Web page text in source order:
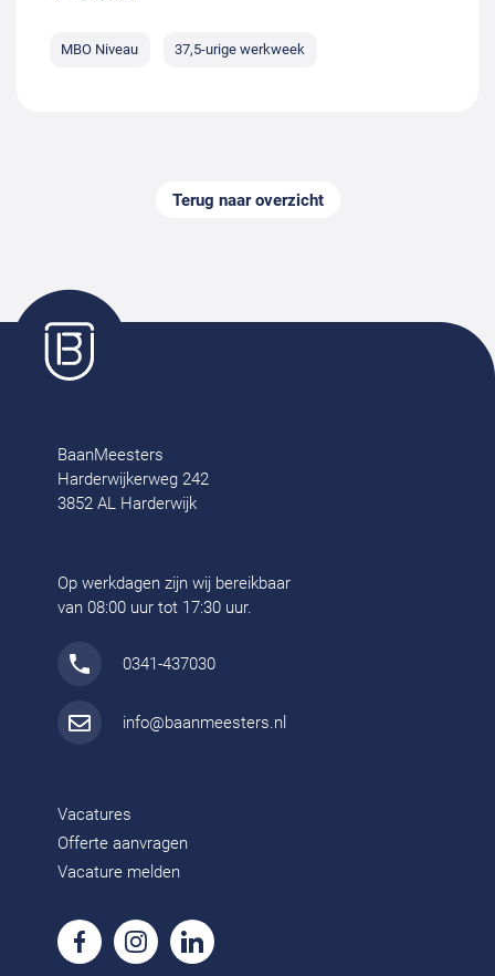
MBO Niveau 37,5-urige werkweek
Terug naar overzicht
BaanMeesters
Harderwijkerweg 242
3852 AL Harderwijk
Op werkdagen zijn wij bereikbaar
van 08:00 uur tot 17:30 uur.
0341-437030
info@baanmeesters.nl
Vacatures
Offerte aanvragen
Vacature melden